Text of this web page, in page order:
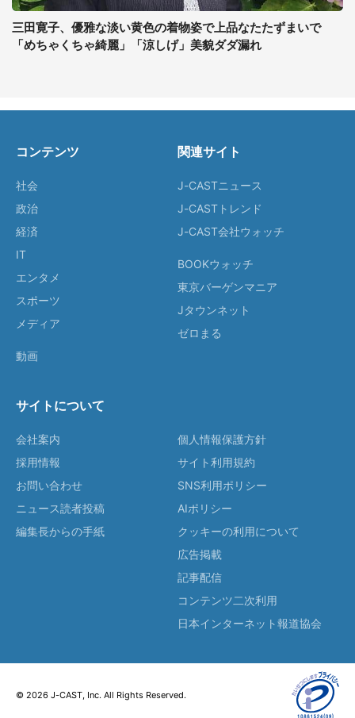
三田寛子、優雅な淡い黄色の着物姿で上品なたたずまいで
「めちゃくちゃ綺麗」「涼しげ」美貌ダダ漏れ
コンテンツ
社会
政治
経済
IT
エンタメ
スポーツ
メディア
動画
関連サイト
J-CASTニュース
J-CASTトレンド
J-CAST会社ウォッチ
BOOKウォッチ
東京バーゲンマニア
Jタウンネット
ゼロまる
サイトについて
会社案内
採用情報
お問い合わせ
ニュース読者投稿
編集長からの手紙
個人情報保護方針
サイト利用規約
SNS利用ポリシー
AIポリシー
クッキーの利用について
広告掲載
記事配信
コンテンツ二次利用
日本インターネット報道協会
© 2026 J-CAST, Inc. All Rights Reserved.